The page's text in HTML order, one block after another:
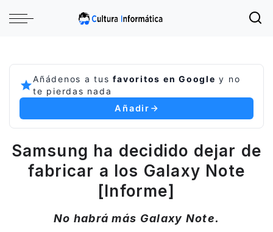
Añádenos a tusfavoritos en Google y no
te pierdas nada
Añadir
Samsung ha decidido dejar de
fabricar a los Galaxy Note
[Informe]
No habrá más Galaxy Note.